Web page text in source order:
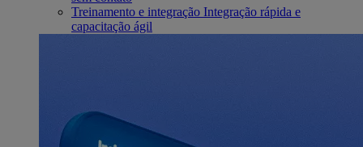
Treinamento e integração Integração rápida e
capacitação ágil